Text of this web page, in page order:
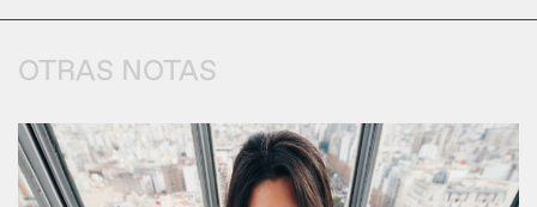
OTRAS NOTAS